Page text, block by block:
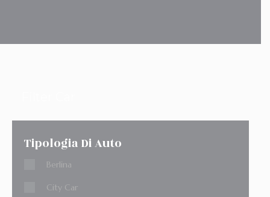
Tipologia Di Auto
Berlina
City Car